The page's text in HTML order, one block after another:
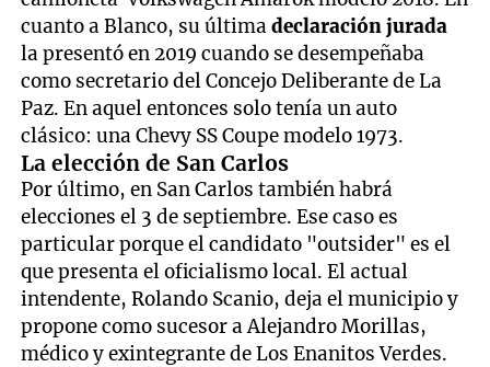
cuanto a Blanco, su últimadeclaración jurada
la presentó en 2019 cuando se desempeñaba
como secretario del Concejo Deliberante de La
Paz. En aquel entonces solo tenía un auto
clásico: una Chevy SS Coupe modelo 1973.
La elección de San Carlos
Por último, en San Carlos también habrá
elecciones el 3 de septiembre. Ese caso es
particular porque el candidato "outsider" es el
que presenta el oficialismo local. El actual
intendente, Rolando Scanio, deja el municipio y
propone como sucesor a Alejandro Morillas,
médico y exintegrante de Los Enanitos Verdes.